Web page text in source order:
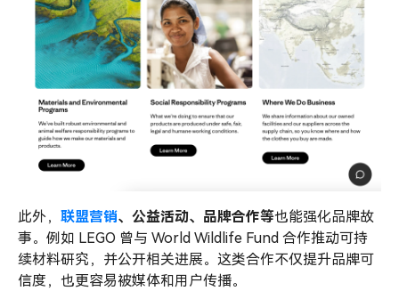
此外， 联盟营销、公益活动、品牌合作等也能强化品牌故
事。例如 LEGO 曾与 World Wildlife Fund 合作推动可持
续材料研究，并公开相关进展。这类合作不仅提升品牌可
信度，也更容易被媒体和用户传播。